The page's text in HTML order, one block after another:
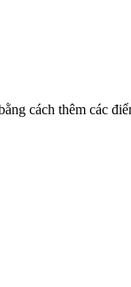
cách thêm các